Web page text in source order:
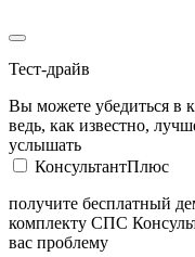
Тест-драйв
Вы можете убедиться в
ведь, как известно,
услышать
КонсультантПлюс
получите бесплатный
комплекту СПС
вас проблему